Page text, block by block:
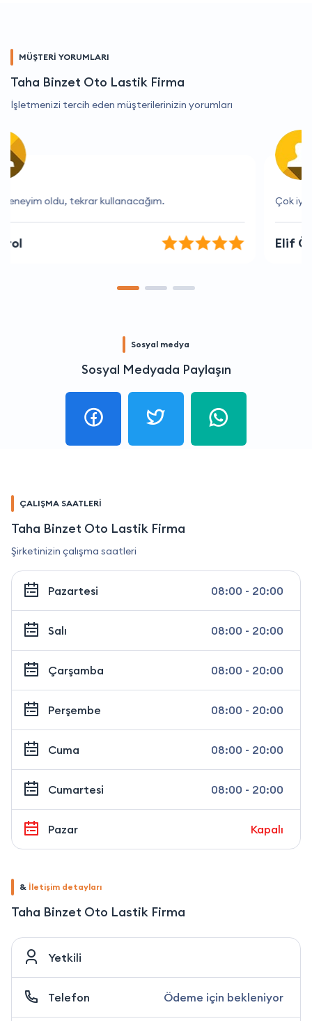
MÜŞTERİ YORUMLARI
Taha Binzet Oto Lastik Firma
İşletmenizi tercih eden müşterilerinizin yorumları
Çok iyi hizmet ve hızlı çözümler.
Elif Öztürk
Sosyal medya
Sosyal Medyada Paylaşın
ÇALIŞMA SAATLERİ
Taha Binzet Oto Lastik Firma
Şirketinizin çalışma saatleri
Pazartesi 08:00 - 20:00
Salı 08:00 - 20:00
Çarşamba 08:00 - 20:00
Perşembe 08:00 - 20:00
Cuma 08:00 - 20:00
Cumartesi 08:00 - 20:00
Pazar Kapalı
& İletişim detayları
Taha Binzet Oto Lastik Firma
Yetkili
Telefon Ödeme için bekleniyor